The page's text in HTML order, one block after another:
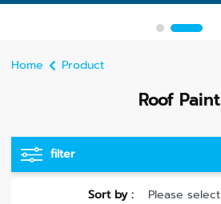
Home Product
Roof Paint
filter
Sort by :